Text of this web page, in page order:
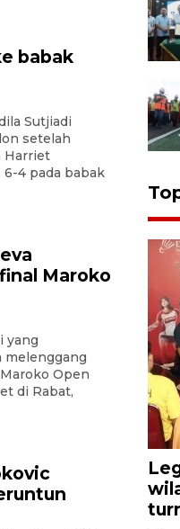
babak
Sutjiadi
setelah
Harriet
4 pada babak
Maroko
yang
melenggang
Open
di Rabat,